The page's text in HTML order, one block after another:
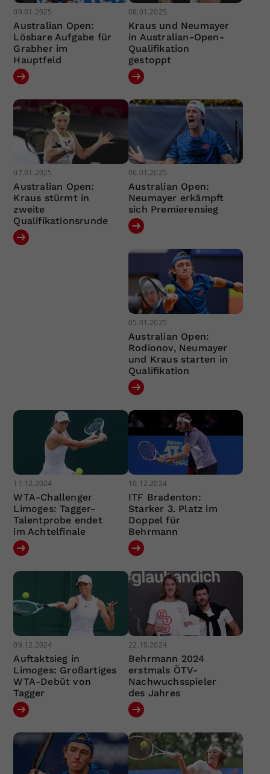
09.01.2025
Australian Open:
Lösbare Aufgabe für
Grabher im
Hauptfeld
08.01.2025
Kraus und Neumayer
in Australian-Open-
Qualifikation
gestoppt
07.01.2025
Australian Open:
Kraus stürmt in
zweite
Qualifikationsrunde
06.01.2025
Australian Open:
Neumayer erkämpft
sich Premierensieg
05.01.2025
Australian Open:
Rodionov, Neumayer
und Kraus starten in
Qualifikation
11.12.2024
WTA-Challenger
Limoges: Tagger-
Talentprobe endet
im Achtelfinale
10.12.2024
ITF Bradenton:
Starker 3. Platz im
Doppel für
Behrmann
09.12.2024
Auftaktsieg in
Limoges: Großartiges
WTA-Debüt von
Tagger
22.10.2024
Behrmann 2024
erstmals ÖTV-
Nachwuchsspieler
des Jahres